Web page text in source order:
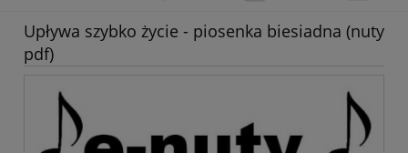
Upływa szybko życie - piosenka biesiadna (nuty
pdf)